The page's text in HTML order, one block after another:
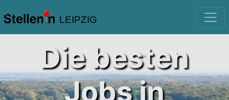
LEIPZIG
Die besten
Jobs in